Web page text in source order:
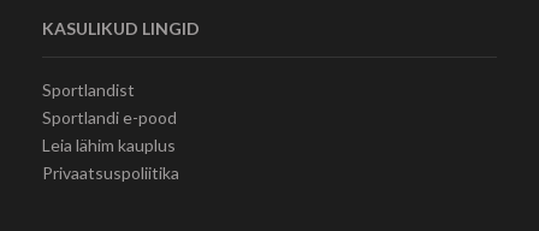
KASULIKUD LINGID
Sportlandist
Sportlandi e-pood
Leia lähim kauplus
Privaatsuspoliitika